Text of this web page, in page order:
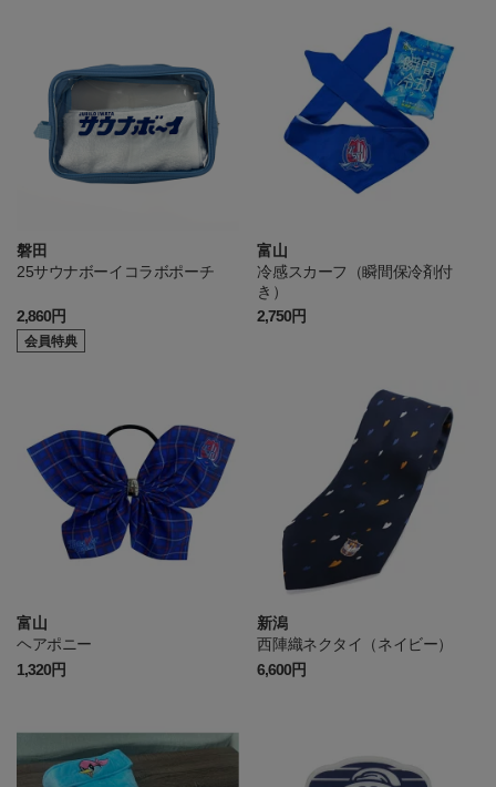
磐田
25サウナボーイコラボポーチ
2,860円
会員特典
富山
冷感スカーフ（瞬間保冷剤付
き）
2,750円
富山
ヘアポニー
1,320円
新潟
西陣織ネクタイ（ネイビー）
6,600円